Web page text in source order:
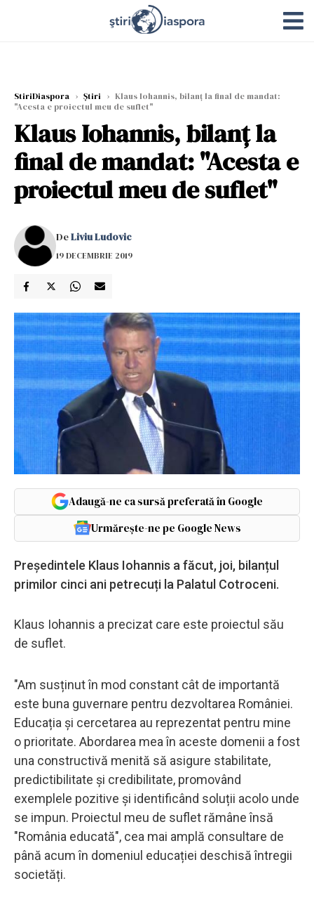
StiriDiaspora › Știri › Klaus Iohannis, bilanț la final de mandat:
"Acesta e proiectul meu de suflet"
Klaus Iohannis, bilanț la
final de mandat: "Acesta e
proiectul meu de suflet"
DeLiviu Ludovic
19 DECEMBRIE 2019
Adaugă-ne ca sursă preferată în Google
Urmărește-ne pe Google News
Președintele Klaus Iohannis a făcut, joi, bilanțul
primilor cinci ani petrecuți la Palatul Cotroceni.
Klaus Iohannis a precizat care este proiectul său
de suflet.
"Am susținut în mod constant cât de importantă
este buna guvernare pentru dezvoltarea României.
Educația și cercetarea au reprezentat pentru mine
o prioritate. Abordarea mea în aceste domenii a fost
una constructivă menită să asigure stabilitate,
predictibilitate și credibilitate, promovând
exemplele pozitive și identificând soluții acolo unde
se impun. Proiectul meu de suflet rămâne însă
"România educată", cea mai amplă consultare de
până acum în domeniul educației deschisă întregii
societăți.